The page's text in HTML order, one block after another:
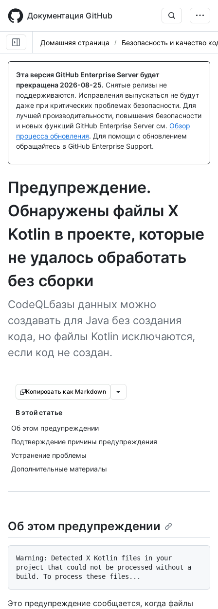
main
content
Документация GitHub
Домашняя страница Безопасность и качество
Эта версия GitHub Enterprise Server будет
прекращена 2026-08-25. Снятые релизы не
поддерживаются. Исправления выпускаться не будут
даже при критических проблемах безопасности. Для
лучшей производительности, повышения безопасности
и новых функций GitHub Enterprise Server см. Обзор
процесса обновления. Для помощи с обновлением
обращайтесь в GitHub Enterprise Support.
Предупреждение.
Обнаружены файлы X
Kotlin в проекте, которые
не удалось обработать
без сборки
CodeQLбазы данных можно
создавать для Java без создания
кода, но файлы Kotlin исключаются,
если код не создан.
Копировать как Markdown
В этой статье
Об этом предупреждении
Подтверждение причины предупреждения
Устранение проблемы
Дополнительные материалы
Об этом предупреждении
Warning: Detected X Kotlin files in your
project that could not be processed without a
Это предупреждение сообщается, когда файлы